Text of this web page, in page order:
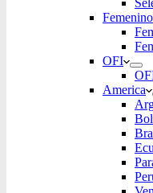
Femenino
OFI
America